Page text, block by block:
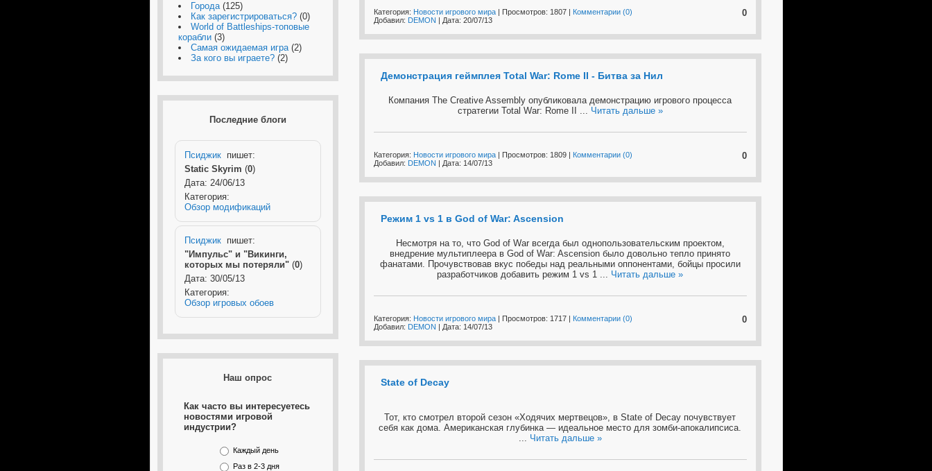
Города (125)
Как зарегистрироваться? (0)
World of Battleships-топовые
корабли (3)
Самая ожидаемая игра (2)
За кого вы играете? (2)
Последние блоги
Псиджикпишет:
Static Skyrim (0)
Дата: 24/06/13
Категория:
Обзор модификаций
Псиджикпишет:
"Импульс" и "Викинги,
которых мы потеряли" (0)
Дата: 30/05/13
Категория:
Обзор игровых обоев
Наш опрос
Как часто вы интересуетесь
новостями игровой
индустрии?
Каждый день
Раз в 2-3 дня
0
Категория: Новости игрового мира| Просмотров: 1807 | Комментарии (0)
Добавил: DEMON | Дата: 20/07/13
Демонстрация геймплея Total War: Rome II - Битва за Нил
Компания The Creative Assembly опубликовала демонстрацию игрового процесса
стратегии Total War: Rome II
Читать дальше »
0
Категория: Новости игрового мира| Просмотров: 1809 | Комментарии (0)
Добавил: DEMON | Дата: 14/07/13
Режим 1 vs 1 в God of War: Ascension
Несмотря на то, что God of War всегда был однопользовательским проектом,
внедрение мультиплеера в God of War: Ascension было довольно тепло принято
фанатами. Прочувствовав вкус победы над реальными оппонентами, бойцы просили
разработчиков добавить режим 1 vs 1
Читать дальше »
0
Категория: Новости игрового мира| Просмотров: 1717 | Комментарии (0)
Добавил: DEMON | Дата: 14/07/13
State of Decay
Тот, кто смотрел второй сезон «Ходячих мертвецов», в State of Decay почувствует
себя как дома. Американская глубинка — идеальное место для зомби-апокалипсиса.
Читать дальше »